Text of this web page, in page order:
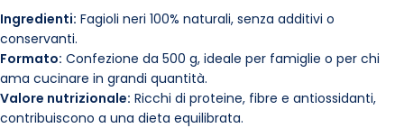
Ingredienti: Fagioli neri 100% naturali, senza additivi o
conservanti.
Formato: Confezione da 500 g, ideale per famiglie o per chi
ama cucinare in grandi quantità.
Valore nutrizionale: Ricchi di proteine, fibre e antiossidanti,
contribuiscono a una dieta equilibrata.